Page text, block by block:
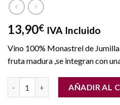
13,90€ IVA Incluido
Vino 100% Monastrel de
fruta madura ,se integran con
TIME WAITS FOR NO ONE 6M
AÑADIR AL